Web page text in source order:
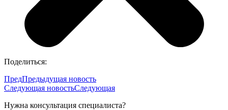
Поделиться:
ПредПредыдущая новость
Следующая новостьСледующая
Нужна консультация специалиста?